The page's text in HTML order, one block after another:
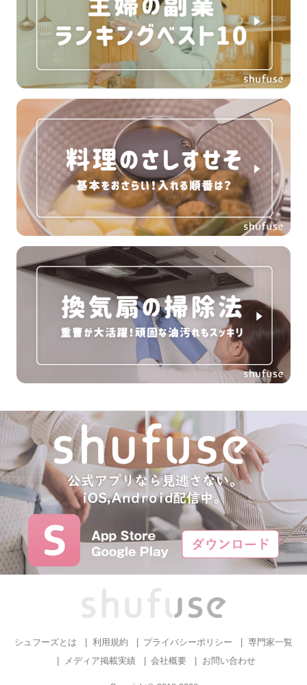
シュフーズとは 利用規約 プライバシーポリシー
専門家一覧
メディア掲載実績
会社概要 お問い合わせ